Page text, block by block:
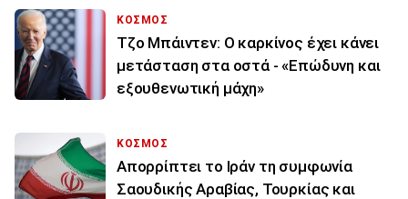
ΚΟΣΜΟΣ
Τζο Μπάιντεν: Ο καρκίνος έχει κάνει
μετάσταση στα οστά - «Επώδυνη και
εξουθενωτική μάχη»
ΚΟΣΜΟΣ
Απορρίπτει το Ιράν τη συμφωνία
Σαουδικής Αραβίας, Τουρκίας και